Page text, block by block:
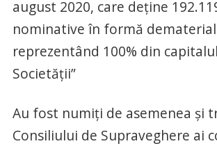
august 2020, care deține
nominative în formă
reprezentând 100% din
Societății”
Au fost numiți de asemenea și
Consiliului de Supraveghere ai